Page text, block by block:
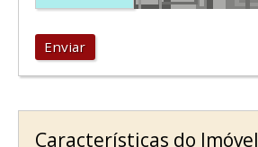
Enviar
Características do Imóvel